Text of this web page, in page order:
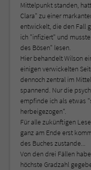
Mittelpunkt standen,
Clara" zu einer
entwickelt, die den Fall
ich "infiziert" und
des Bösen" lesen.
Hier behandelt Wilson
einigen verwickelten
dennoch zentral im
spannend. Nur die
empfinde ich als etwas
herbeigezogen".
Für alle zukünftigen
ganz am Ende erst
des Buches zustande...
Von den drei Fällen
höchste Gradzahl